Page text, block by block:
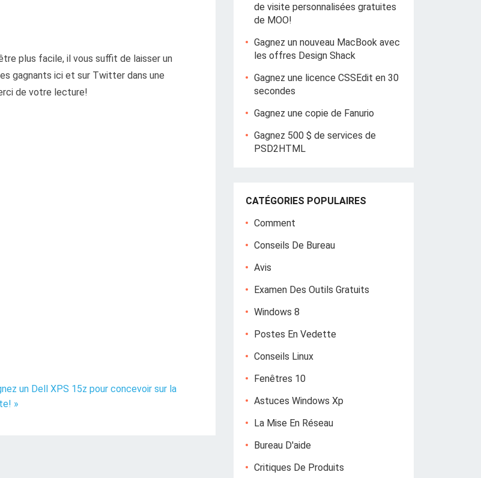
plus facile, il vous suffit de laisser un
gagnants ici et sur Twitter dans une
de votre lecture!
un Dell XPS 15z pour concevoir sur la
»
de visite personnalisées gratuites
de MOO!
Gagnez un nouveau MacBook avec
les offres Design Shack
Gagnez une licence CSSEdit en 30
secondes
Gagnez une copie de Fanurio
Gagnez 500 $ de services de
PSD2HTML
CATÉGORIES POPULAIRES
Comment
Conseils De Bureau
Avis
Examen Des Outils Gratuits
Windows 8
Postes En Vedette
Conseils Linux
Fenêtres 10
Astuces Windows Xp
La Mise En Réseau
Bureau D'aide
Critiques De Produits